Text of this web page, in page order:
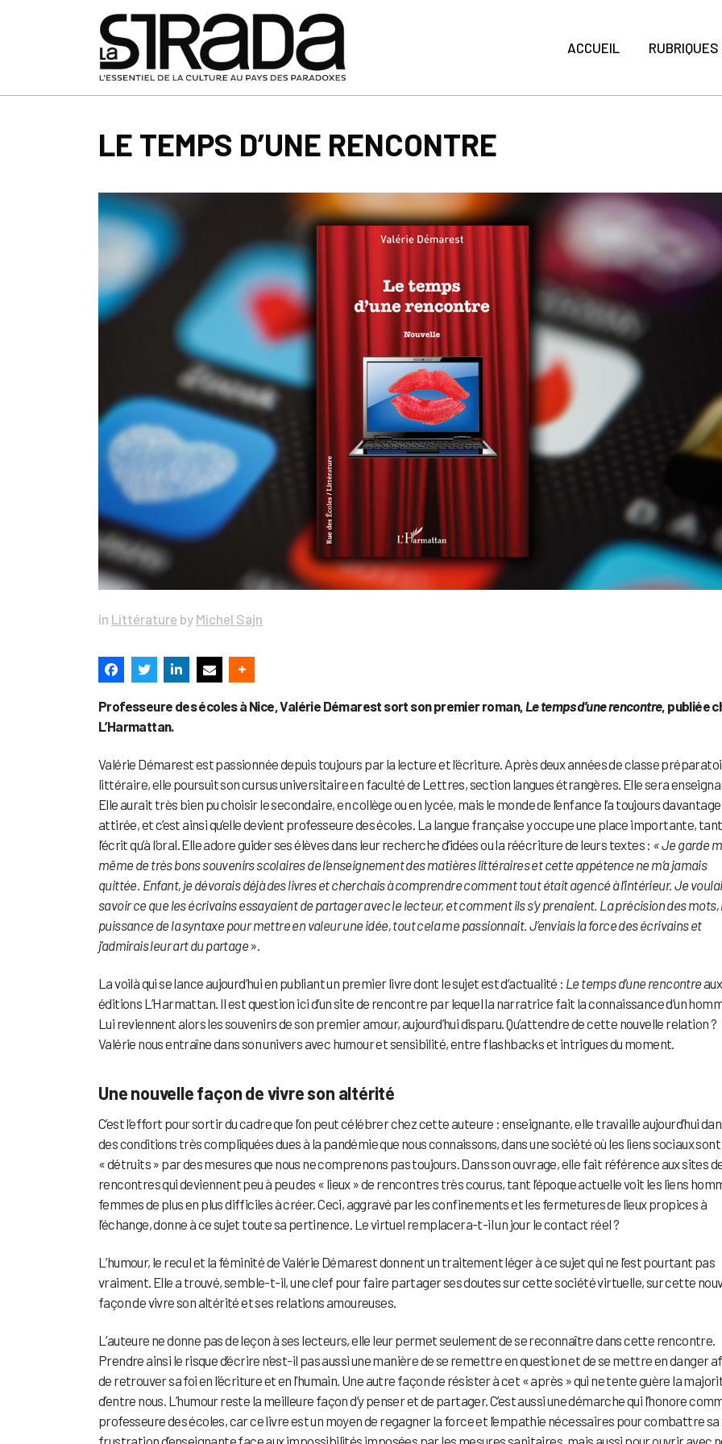
ACCUEIL RUBRIQUES
LE TEMPS D’UNE RENCONTRE
in Littérature by Michel Sajn
Professeure des écoles à Nice, Valérie Démarest sort son premier roman,Le temps d’une rencontre, publiée
L’Harmattan.
Valérie Démarest est passionnée depuis toujours par la lecture et l’écriture. Après deux années de classe
littéraire, elle poursuit son cursus universitaire en faculté de Lettres, section langues étrangères. Elle sera
Elle aurait très bien pu choisir le secondaire, en collège ou en lycée, mais le monde de l’enfance l’a toujours davantage
attirée, et c’est ainsi qu’elle devient professeure des écoles. La langue française y occupe une place importante,
l’écrit qu’à l’oral. Elle adore guider ses élèves dans leur recherche d’idées ou la réécriture de leurs textes : « Je garde
même de très bons souvenirs scolaires de l’enseignement des matières littéraires et cette appétence ne m’a jamais
quittée. Enfant, je dévorais déjà des livres et cherchais à comprendre comment tout était agencé à l’intérieur. Je
savoir ce que les écrivains essayaient de partager avec le lecteur, et comment ils s’y prenaient. La précision des mots,
puissance de la syntaxe pour mettre en valeur une idée, tout cela me passionnait. J’enviais la force des écrivains et
j’admirais leur art du partage ».
La voilà qui se lance aujourd’hui en publiant un premier livre dont le sujet est d’actualité : Le temps d’une rencontreaux
éditions L’Harmattan. Il est question ici d’un site de rencontre par lequel la narratrice fait la connaissance d’un
Lui reviennent alors les souvenirs de son premier amour, aujourd’hui disparu. Qu’attendre de cette nouvelle relation ?
Valérie nous entraîne dans son univers avec humour et sensibilité, entre flashbacks et intrigues du moment.
Une nouvelle façon de vivre son altérité
C’est l’effort pour sortir du cadre que l’on peut célébrer chez cette auteure : enseignante, elle travaille aujourd’hui
des conditions très compliquées dues à la pandémie que nous connaissons, dans une société où les liens sociaux sont
« détruits » par des mesures que nous ne comprenons pas toujours. Dans son ouvrage, elle fait référence aux sites
rencontres qui deviennent peu à peu des « lieux » de rencontres très courus, tant l’époque actuelle voit les liens
femmes de plus en plus difficiles à créer. Ceci, aggravé par les confinements et les fermetures de lieux propices à
l’échange, donne à ce sujet toute sa pertinence. Le virtuel remplacera-t-il un jour le contact réel ?
L’humour, le recul et la féminité de Valérie Démarest donnent un traitement léger à ce sujet qui ne l’est pourtant pas
vraiment. Elle a trouvé, semble-t-il, une clef pour faire partager ses doutes sur cette société virtuelle, sur cette
façon de vivre son altérité et ses relations amoureuses.
L’auteure ne donne pas de leçon à ses lecteurs, elle leur permet seulement de se reconnaître dans cette rencontre.
Prendre ainsi le risque d’écrire n’est-il pas aussi une manière de se remettre en question et de se mettre en danger
de retrouver sa foi en l’écriture et en l’humain. Une autre façon de résister à cet « après » qui ne tente guère la
d’entre nous. L’humour reste la meilleure façon d’y penser et de partager. C’est aussi une démarche qui l’honore
professeure des écoles, car ce livre est un moyen de regagner la force et l’empathie nécessaires pour combattre sa